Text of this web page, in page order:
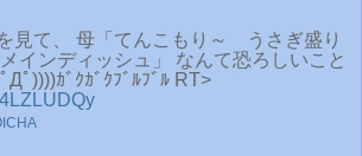
見て、 母「てんこもり～ うさぎ盛り
インディッシュ」 なんて恐ろしいこと
ﾟ))))ｶﾞｸｶﾞｸﾌﾞﾙﾌﾞﾙ RT>